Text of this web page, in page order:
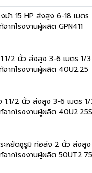
า 15 HP ส่งสูง 6-18 เมตร
ากโรงงานผู้ผลิต GPN411
2 นิ้ว ส่งสูง 3-6 เมตร 1/3
จากโรงงานผู้ผลิต 40U2.25
2 นิ้ว ส่งสูง 3-6 เมตร 1/
จากโรงงานผู้ผลิต 40U2.25S
ะหยัดซูรูมิ ท่อส่ง 2 นิ้ว ส่งสู
จากโรงงานผู้ผลิต 50UT2.75